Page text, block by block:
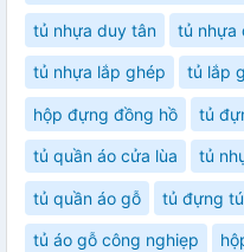
tủ nhựa duy tân tủ nhựa
tủ nhựa lắp ghép tủ lắp
hộp đựng đồng hồ tủ
tủ quần áo cửa lùa tủ
tủ quần áo gỗ tủ đựng
tủ áo gỗ công nghiẹp